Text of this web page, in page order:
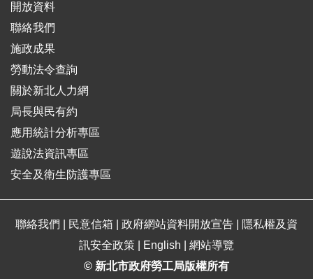
開放資料
聯絡我們
施政成果
勞動法令查詢
關於新北人力網
局長與民有約
應用統計分析專區
遊說法資訊專區
安全及衛生防護專區
聯絡我們 民意信箱 政府網站資料開放宣告
隱私權及資
訊安全政策
English
網站導覽
© 新北市政府勞工局版權所有